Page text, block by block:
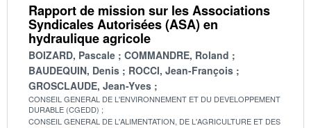
Rapport de mission sur les Associations
Syndicales Autorisées (ASA) en
hydraulique agricole
BOIZARD, Pascale
COMMANDRE, Roland
BAUDEQUIN, Denis
ROCCI, Jean-François
GROSCLAUDE, Jean-Yves
CONSEIL GENERAL DE L'ENVIRONNEMENT ET DU DEVELOPPEMENT
DURABLE (CGEDD)
CONSEIL GENERAL DE L'ALIMENTATION, DE L'AGRICULTURE ET DES